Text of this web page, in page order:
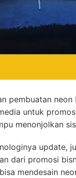
pembuatan
untuk
menonjolkan
update,
dari promosi
mendesain